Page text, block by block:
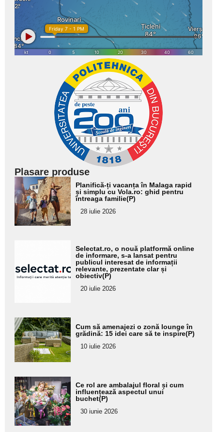
Plasare produse
Adaugă
aici textul
pentru
subtitlu
Planifică-ți vacanța în Malaga rapid
și simplu cu Vola.ro: ghid pentru
întreaga familie(P)
28 iulie 2026
pentru
subtitlu
Selectat.ro, o nouă platformă online
de informare, s-a lansat pentru
publicul interesat de informații
relevante, prezentate clar și
obiectiv(P)
20 iulie 2026
Adaugă
aici textul
pentru
subtitlu
Cum să amenajezi o zonă lounge în
grădină: 15 idei care să te inspire(P)
10 iulie 2026
Adaugă
aici textul
pentru
subtitlu
Ce rol are ambalajul floral și cum
influențează aspectul unui
buchet(P)
30 iunie 2026